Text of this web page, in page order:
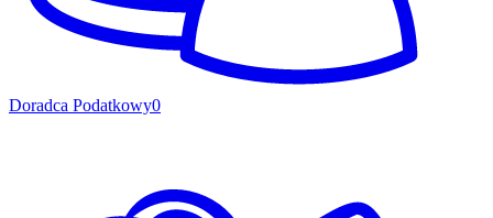
Doradca Podatkowy0